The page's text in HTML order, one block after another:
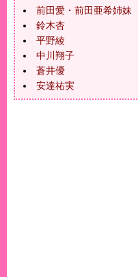
前田愛・前田亜希姉妹
鈴木杏
平野綾
中川翔子
蒼井優
安達祐実